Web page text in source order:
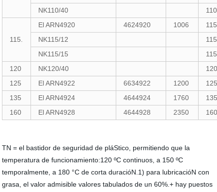
NK110/40
110
115.
El ARN4920 4624920 1006
NK115/12
NK115/15
120
NK120/40
125
El ARN4922 6634922 1200
135
El ARN4924 4644924 1760
160
El ARN4928 4644928 2350
TN = el bastidor de seguridad de pláStico, permitiendo que la
temperatura de funcionamiento:120 ºC continuos, a 150 ºC
temporalmente, a 180 °C de corta duracióN.1) para lubricacióN con
grasa, el valor admisible valores tabulados de un 60%.+ hay puestos